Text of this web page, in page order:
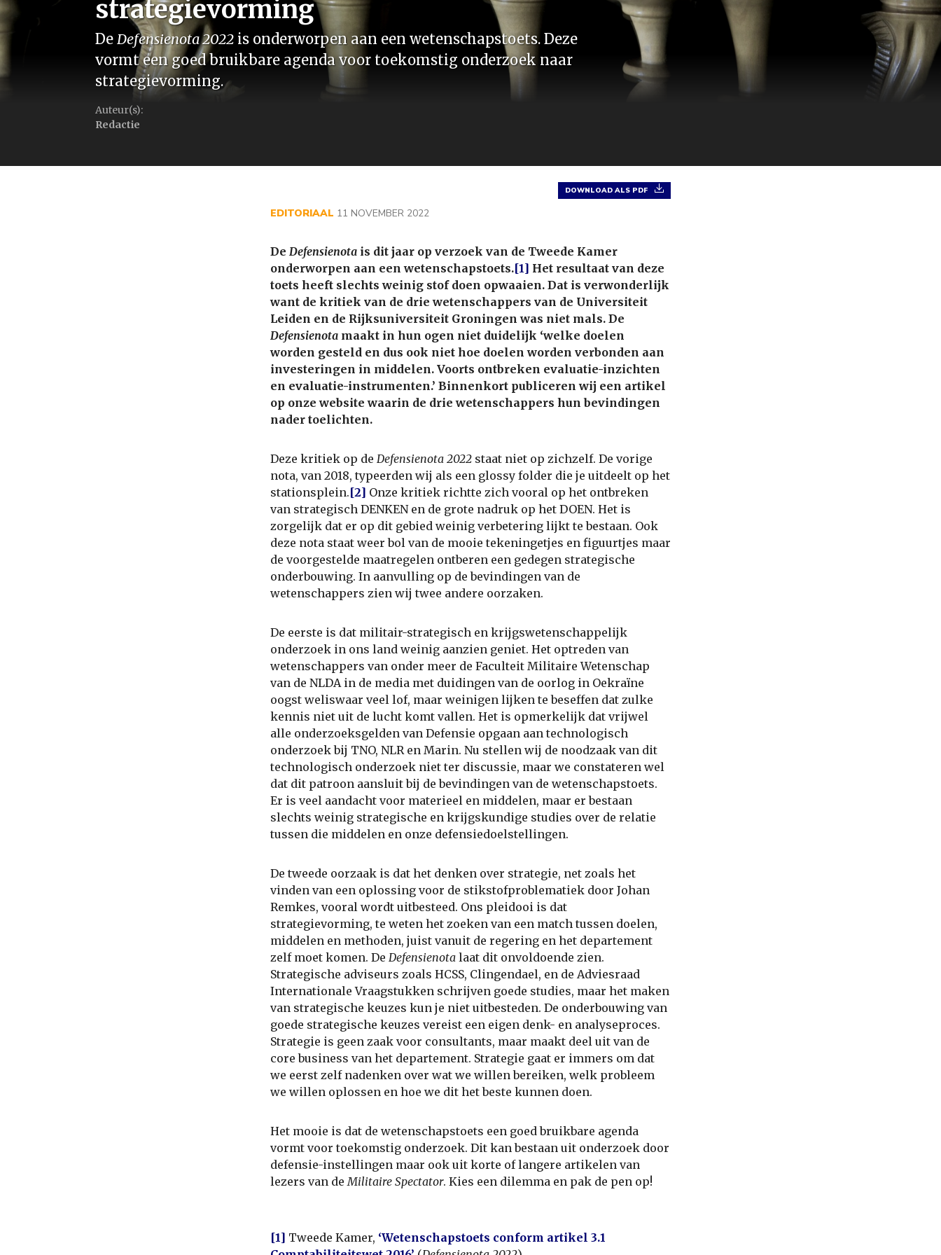
strategievorming
De Defensienota 2022 is onderworpen aan een wetenschapstoets. Deze
vormt een goed bruikbare agenda voor toekomstig onderzoek naar
strategievorming.
Auteur(s):
Redactie
DOWNLOAD ALS PDF
EDITORIAAL 11 NOVEMBER 2022
De Defensienota is dit jaar op verzoek van de Tweede Kamer
onderworpen aan een wetenschapstoets.[1] Het resultaat van deze
toets heeft slechts weinig stof doen opwaaien. Dat is verwonderlijk
want de kritiek van de drie wetenschappers van de Universiteit
Leiden en de Rijksuniversiteit Groningen was niet mals. De
Defensienota maakt in hun ogen niet duidelijk ‘welke doelen
worden gesteld en dus ook niet hoe doelen worden verbonden aan
investeringen in middelen. Voorts ontbreken evaluatie-inzichten
en evaluatie-instrumenten.’ Binnenkort publiceren wij een artikel
op onze website waarin de drie wetenschappers hun bevindingen
nader toelichten.
Deze kritiek op de Defensienota 2022 staat niet op zichzelf. De vorige
nota, van 2018, typeerden wij als een glossy folder die je uitdeelt op het
stationsplein.[2] Onze kritiek richtte zich vooral op het ontbreken
van strategisch DENKEN en de grote nadruk op het DOEN. Het is
zorgelijk dat er op dit gebied weinig verbetering lijkt te bestaan. Ook
deze nota staat weer bol van de mooie tekeningetjes en figuurtjes maar
de voorgestelde maatregelen ontberen een gedegen strategische
onderbouwing. In aanvulling op de bevindingen van de
wetenschappers zien wij twee andere oorzaken.
De eerste is dat militair-strategisch en krijgswetenschappelijk
onderzoek in ons land weinig aanzien geniet. Het optreden van
wetenschappers van onder meer de Faculteit Militaire Wetenschap
van de NLDA in de media met duidingen van de oorlog in Oekraïne
oogst weliswaar veel lof, maar weinigen lijken te beseffen dat zulke
kennis niet uit de lucht komt vallen. Het is opmerkelijk dat vrijwel
alle onderzoeksgelden van Defensie opgaan aan technologisch
onderzoek bij TNO, NLR en Marin. Nu stellen wij de noodzaak van dit
technologisch onderzoek niet ter discussie, maar we constateren wel
dat dit patroon aansluit bij de bevindingen van de wetenschapstoets.
Er is veel aandacht voor materieel en middelen, maar er bestaan
slechts weinig strategische en krijgskundige studies over de relatie
tussen die middelen en onze defensiedoelstellingen.
De tweede oorzaak is dat het denken over strategie, net zoals het
vinden van een oplossing voor de stikstofproblematiek door Johan
Remkes, vooral wordt uitbesteed. Ons pleidooi is dat
strategievorming, te weten het zoeken van een match tussen doelen,
middelen en methoden, juist vanuit de regering en het departement
zelf moet komen. De Defensienota laat dit onvoldoende zien.
Strategische adviseurs zoals HCSS, Clingendael, en de Adviesraad
Internationale Vraagstukken schrijven goede studies, maar het maken
van strategische keuzes kun je niet uitbesteden. De onderbouwing van
goede strategische keuzes vereist een eigen denk- en analyseproces.
Strategie is geen zaak voor consultants, maar maakt deel uit van de
core business van het departement. Strategie gaat er immers om dat
we eerst zelf nadenken over wat we willen bereiken, welk probleem
we willen oplossen en hoe we dit het beste kunnen doen.
Het mooie is dat de wetenschapstoets een goed bruikbare agenda
vormt voor toekomstig onderzoek. Dit kan bestaan uit onderzoek door
defensie-instellingen maar ook uit korte of langere artikelen van
lezers van deMilitaire Spectator. Kies een dilemma en pak de pen op!
[1] Tweede Kamer, ‘Wetenschapstoets conform artikel 3.1